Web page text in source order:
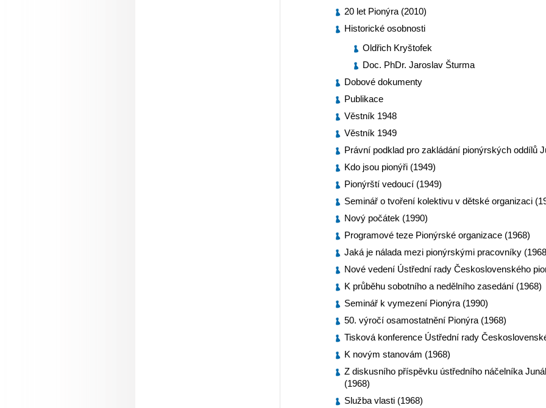
20 let Pionýra (2010)
Historické osobnosti
Oldřich Kryštofek
Doc. PhDr. Jaroslav Šturma
Dobové dokumenty
Publikace
Věstník 1948
Věstník 1949
Právní podklad pro zakládání pionýrských oddílů
Kdo jsou pionýři (1949)
Pionýrští vedoucí (1949)
Seminář o tvoření kolektivu v dětské organizaci
Nový počátek (1990)
Programové teze Pionýrské organizace (1968)
Jaká je nálada mezi pionýrskými pracovníky
Nové vedení Ústřední rady Československého
K průběhu sobotního a nedělního zasedání (1968)
Seminář k vymezení Pionýra (1990)
50. výročí osamostatnění Pionýra (1968)
Tisková konference Ústřední rady
K novým stanovám (1968)
Z diskusního příspěvku ústředního náčelníka
(1968)
Služba vlasti (1968)